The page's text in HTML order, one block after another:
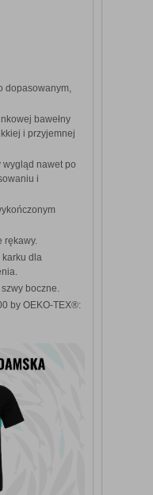
dopasowanym,
bawełny
i przyjemnej
nawet po
i
rękawy.
dla
boczne.
by OEKO-TEX®: